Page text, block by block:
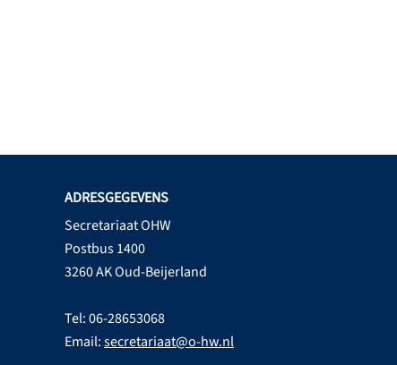
ADRESGEGEVENS
Secretariaat OHW
Postbus 1400
3260 AK Oud-Beijerland
Tel: 06-28653068
Email:secretariaat@o-hw.nl